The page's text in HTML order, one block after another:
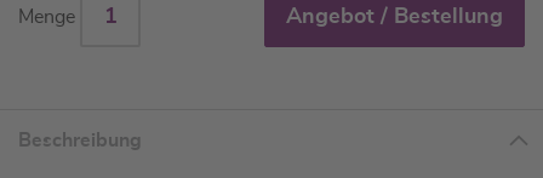
Menge Angebot / Bestellung
Beschreibung